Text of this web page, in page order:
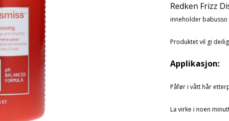
Redken Frizz
inneholder
Produktet vil gi
Applikasjon:
Påfør i vått hår
La virke i noen